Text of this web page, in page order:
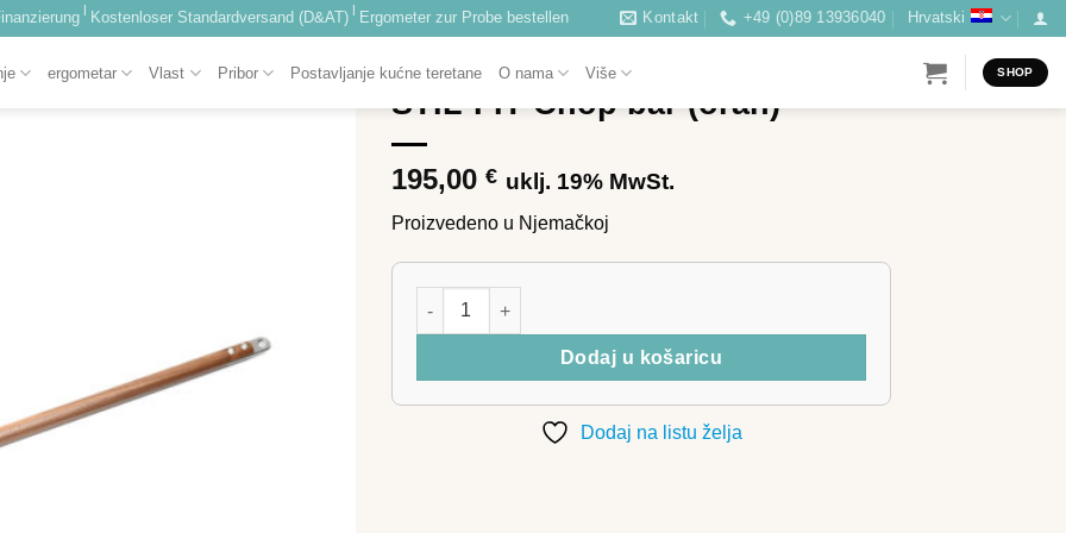
| Kostenloser Standardversand (D&AT) | Ergometer zur Probe bestellen Kontakt +49 (0)89 13936040 Hrvatski
ergometar Vlast Pribor Postavljanje kućne teretane O nama Više SHOP
POČETNA FUNKCIONALNI TRENER
STIL-FIT Chop bar (orah)
195,00 € uklj. 19% MwSt.
Proizvedeno u Njemačkoj
STIL-FIT Chop bar (orah) količina
Dodaj u košaricu
Dodaj na listu želja